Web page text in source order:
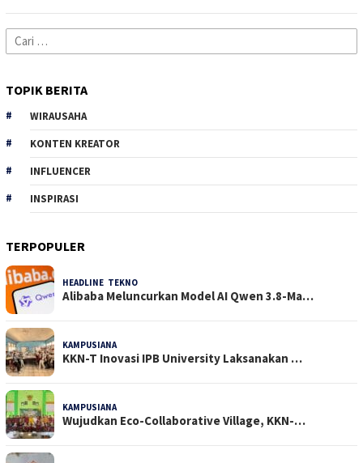
Cari
untuk:
TOPIK BERITA
WIRAUSAHA
KONTEN KREATOR
INFLUENCER
INSPIRASI
TERPOPULER
HEADLINE TEKNO
Alibaba Meluncurkan Model AI Qwen 3.8-Ma…
KAMPUSIANA
KKN-T Inovasi IPB University Laksanakan …
KAMPUSIANA
Wujudkan Eco-Collaborative Village, KKN-…